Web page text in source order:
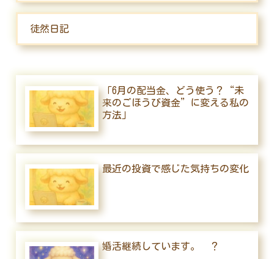
徒然日記
「6月の配当金、どう使う？“未
来のごほうび資金”に変える私の
方法」
最近の投資で感じた気持ちの変化
婚活継続しています。 ？